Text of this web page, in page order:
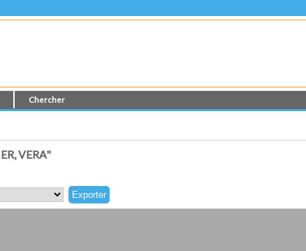
Chercher
VERA"